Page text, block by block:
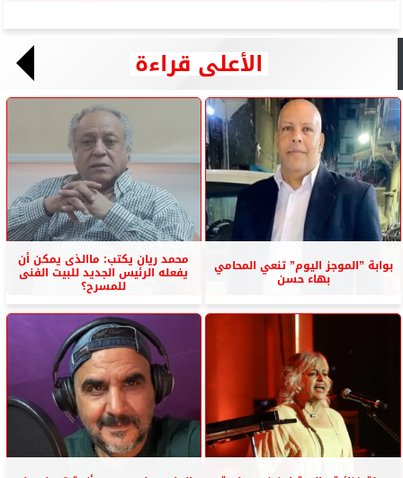
الأعلى قراءة
بوابة ”الموجز اليوم” تنعي المحامي
بهاء حسن
محمد ريان يكتب: ماالذى يمكن أن
يفعله الرئيس الجديد للبيت الفنى
للمسرح؟